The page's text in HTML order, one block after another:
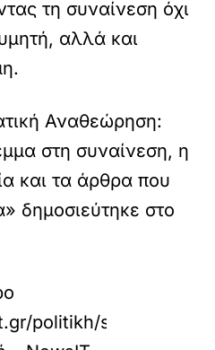
τη συναίνεση όχι
αλλά και
Αναθεώρηση:
στη συναίνεση, η
και τα άρθρα που
δημοσιεύτηκε στο
politikh/